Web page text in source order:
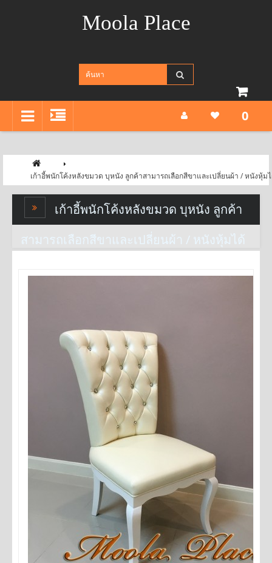
Moola Place
0
เก้าอี้พนักโค้งหลังขมวด บุหนัง ลูกค้าสามารถเลือกสีขาและเปลี่ยนผ้า / หนังหุ้ม
เก้าอี้พนักโค้งหลังขมวด บุหนัง ลูกค้า
สามารถเลือกสีขาและเปลี่ยนผ้า / หนังหุ้มได้